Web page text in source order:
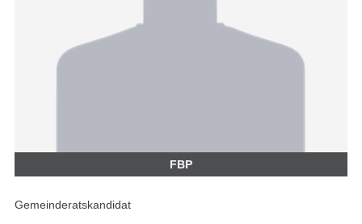
FBP
Gemeinderatskandidat